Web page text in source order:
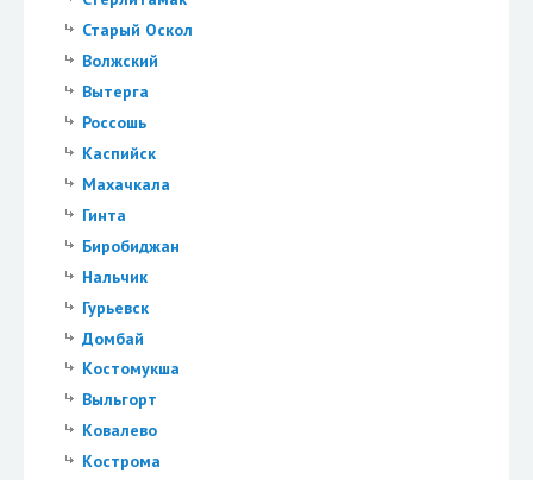
Старый Оскол
Волжский
Вытерга
Россошь
Каспийск
Махачкала
Гинта
Биробиджан
Нальчик
Гурьевск
Домбай
Костомукша
Выльгорт
Ковалево
Кострома